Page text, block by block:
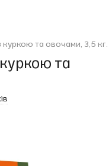
та овочами, 3,5 кг.
та